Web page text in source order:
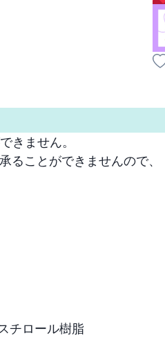
きません。
ることができませんので、
チロール樹脂